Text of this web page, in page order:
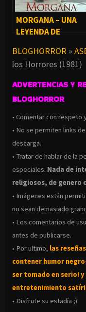
MORGANA – UNA
LEYENDA DE
BLOGHORROR »
los Horrores (1981)
ADVERTENCIAS Y
BLOGHORROR
• Comentar con respeto
• No se permiten links
descarga.
• Tratar de hablar de la
especiales. Nada de
religiosos, de genero
• Imágenes están
no sean demasiado
• Los comentarios de
antes de publicarse.
• Por ultimo, las
contener humor
ser tomado en serio!
entretenimiento
• Disfrute su estadía ;)